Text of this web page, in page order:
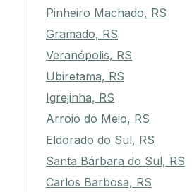
Pinheiro Machado, RS
Gramado, RS
Veranópolis, RS
Ubiretama, RS
Igrejinha, RS
Arroio do Meio, RS
Eldorado do Sul, RS
Santa Bárbara do Sul, RS
Carlos Barbosa, RS